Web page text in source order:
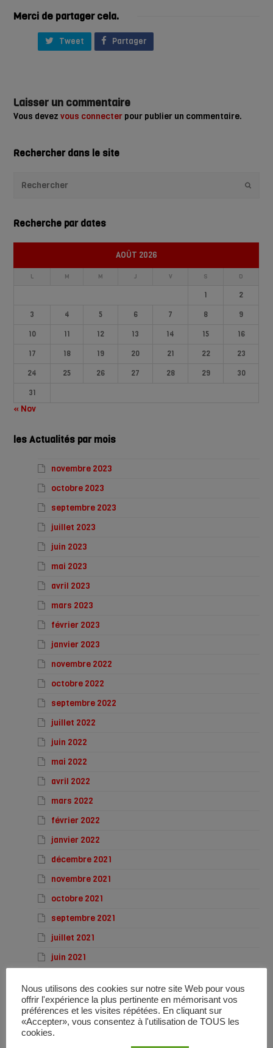
Merci de partager cela.
Tweet Partager
Laisser un commentaire
Vous devezvous connecter pour publier un commentaire.
Rechercher dans le site
Recherche par dates
AOÛT 2026
L M M J V S D
1
2
3
4 5 6 7 8
9
10
11 12 13 14 15
16
17
18 19 20 21 22
23
24
25 26 27 28 29
30
31
« Nov
les Actualités par mois
novembre 2023
octobre 2023
septembre 2023
juillet 2023
juin 2023
mai 2023
avril 2023
mars 2023
février 2023
janvier 2023
novembre 2022
octobre 2022
septembre 2022
juillet 2022
juin 2022
mai 2022
avril 2022
mars 2022
février 2022
janvier 2022
décembre 2021
novembre 2021
octobre 2021
septembre 2021
juillet 2021
juin 2021
avril 2021
mars 2021
février 2021
Nous utilisons des cookies sur notre site Web pour vous
offrir l'expérience la plus pertinente en mémorisant vos
préférences et les visites répétées. En cliquant sur
«Accepter», vous consentez à l'utilisation de TOUS les
cookies.